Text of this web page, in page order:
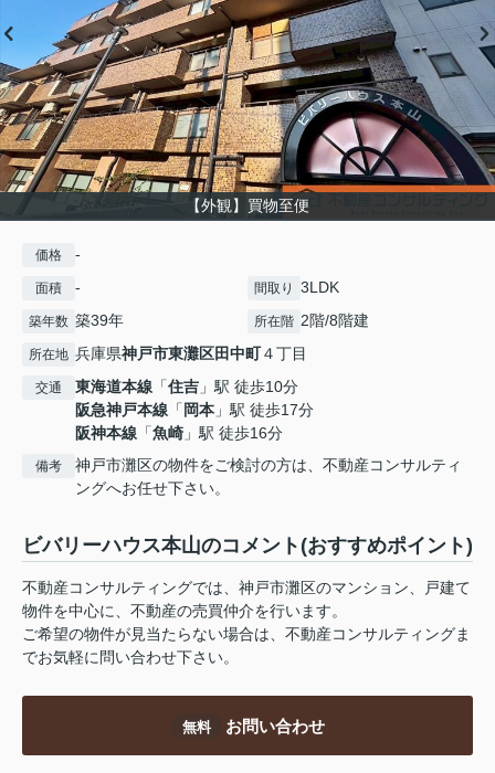
【外観】買物至便
価格 -
面積 - 間取り 3LDK
築年数 築39年 所在階 2階/8階建
所在地 兵庫県神戸市東灘区田中町４丁目
交通 東海道本線 「住吉 」駅 徒歩10分
阪急神戸本線 「 岡本 」駅 徒歩17分
阪神本線 「魚崎 」駅 徒歩16分
備考
神戸市灘区の物件をご検討の方は、不動産コンサルティ
ングへお任せ下さい。
ビバリーハウス本山のコメント(おすすめポイント)
不動産コンサルティングでは、神戸市灘区のマンション、戸建て
物件を中心に、不動産の売買仲介を行います。
ご希望の物件が見当たらない場合は、不動産コンサルティングま
でお気軽に問い合わせ下さい。
無料 お問い合わせ